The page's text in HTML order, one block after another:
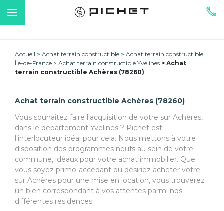
Accueil Achat terrain constructible
Achat terrain constructible
Île-de-France
Achat terrain constructible Yvelines
Achat
terrain constructible Achères (78260)
Achat terrain constructible Achères (78260)
Vous souhaitez faire l'acquisition de votre sur Achères,
dans le département Yvelines ? Pichet est
l'interlocuteur idéal pour cela. Nous mettons à votre
disposition des programmes neufs au sein de votre
commune, idéaux pour votre achat immobilier. Que
vous soyez primo-accédant ou désiriez acheter votre
sur Achères pour une mise en location, vous trouverez
un bien correspondant à vos attentes parmi nos
différentes résidences.